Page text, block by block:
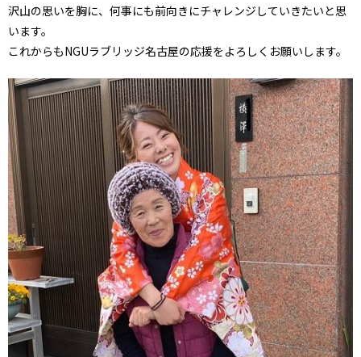
沢山の思いを胸に、何事にも前向きにチャレンジしていきたいと思
います。
これからもNGUラブリッジ名古屋の応援をよろしくお願いします。